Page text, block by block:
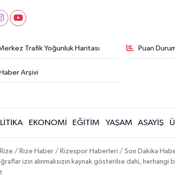
Trafik Yoğunluk Haritası Puan
Arşivi
EKONOMİ EĞİTİM YAŞAM ASAYİŞ
/ Rize Haber / Rizespor Haberleri / Son Dakika
izin alınmaksızın kaynak gösterilse dahi, herhangi